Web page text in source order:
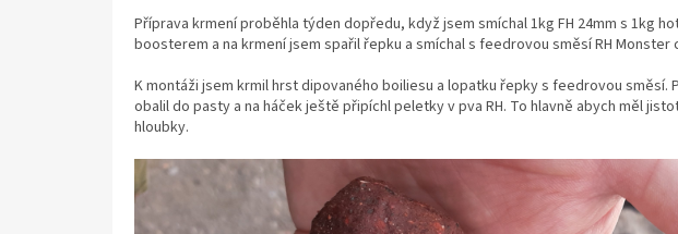
Příprava krmení proběhla týden dopředu, když jsem smíchal 1kg FH 24mm s 1kg
boosterem a na krmení jsem spařil řepku a smíchal s feedrovou směsí RH Monster
K montáži jsem krmil hrst dipovaného boiliesu a lopatku řepky s feedrovou směsí.
obalil do pasty a na háček ještě připíchl peletky v pva RH. To hlavně abych měl
hloubky.